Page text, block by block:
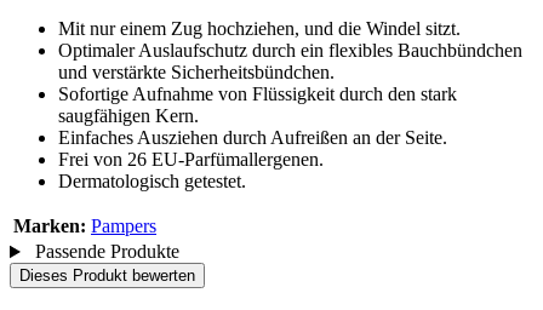
Mit nur einem Zug hochziehen, und die Windel sitzt.
Optimaler Auslaufschutz durch ein flexibles Bauchbündchen
und verstärkte Sicherheitsbündchen.
Sofortige Aufnahme von Flüssigkeit durch den stark
saugfähigen Kern.
Einfaches Ausziehen durch Aufreißen an der Seite.
Frei von 26 EU-Parfümallergenen.
Dermatologisch getestet.
Marken: Pampers
Passende Produkte
Dieses Produkt bewerten